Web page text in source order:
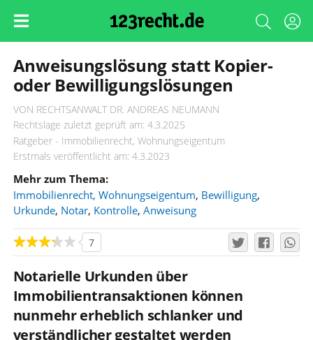
Anweisungslösung statt Kopier-
oder Bewilligungslösungen
VON RECHTSANWALT DR. ANDREAS NEUMANN
Rechtslage zuletzt geprüft am: 4.3.2025
Ratgeber - Immobilienrecht, Wohnungseigentum
Erstmals veröffentlicht am: 4.3.2023
Mehr zum Thema:
Immobilienrecht, Wohnungseigentum, Bewilligung,
Urkunde, Notar, Kontrolle, Anweisung
7
Notarielle Urkunden über
Immobilientransaktionen können
nunmehr erheblich schlanker und
verständlicher gestaltet werden